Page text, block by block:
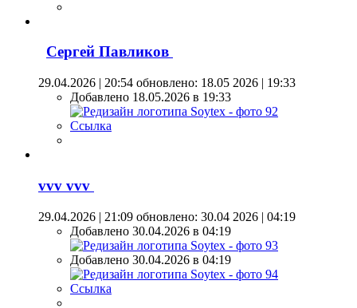
Сергей Павликов
29.04.2026 | 20:54 обновлено: 18.05 2026 | 19:33
Добавлено 18.05.2026 в 19:33
Ссылка
vvv vvv
29.04.2026 | 21:09 обновлено: 30.04 2026 | 04:19
Добавлено 30.04.2026 в 04:19
Добавлено 30.04.2026 в 04:19
Ссылка